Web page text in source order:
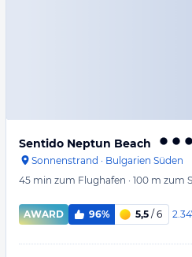
Sentido Neptun Beach
Sonnenstrand · Bulgarien Süden
45 min zum Flughafen · 100 m zum
AWARD 96% 5,5 / 6